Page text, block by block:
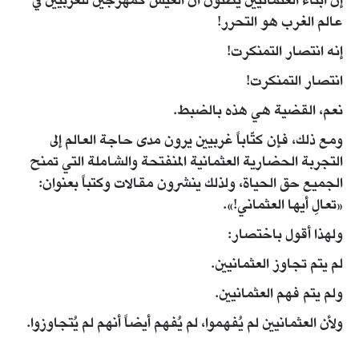
عالم الغرب هو التحرر!
إنه انتصار التمنكرت!
انتصار التمنكرت!
نعم، القضية هي هذه بالضبط.
ومع ذلك، فإن كتّاباً غربيين يرون مدى حاجة العالم إلى
التجربة الحضارية العثمانية المنفتحة والشاملة التي تمنح
الجميع حق الحياة، ولذلك ينشرون مقالات وكتباً بعنوان:
«تعالِ أيها العثماني!».
ولهذا أقول باختصار:
لم يتم تجاوز العثمانيين.
ولم يتم فهم العثمانيين.
ولأن العثمانيين لم يُفهموا، لم يُفهم أيضاً أنهم لم يُتجاوزوا.